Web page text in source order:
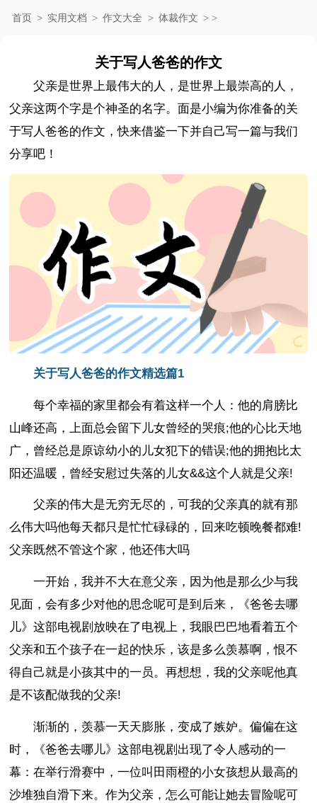
首页 > 实用文档 > 作文大全 > 体裁作文 > >
关于写人爸爸的作文
父亲是世界上最伟大的人，是世界上最崇高的人，
父亲这两个字是个神圣的名字。面是小编为你准备的关
于写人爸爸的作文，快来借鉴一下并自己写一篇与我们
分享吧！
关于写人爸爸的作文精选篇1
每个幸福的家里都会有着这样一个人：他的肩膀比
山峰还高，上面总会留下儿女曾经的哭痕;他的心比天地
广，曾经总是原谅幼小的儿女犯下的错误;他的拥抱比太
阳还温暖，曾经安慰过失落的儿女&&这个人就是父亲!
父亲的伟大是无穷无尽的，可我的父亲真的就有那
么伟大吗他每天都只是忙忙碌碌的，回来吃顿晚餐都难!
父亲既然不管这个家，他还伟大吗
一开始，我并不大在意父亲，因为他是那么少与我
见面，会有多少对他的思念呢可是到后来，《爸爸去哪
儿》这部电视剧放映在了电视上，我眼巴巴地看着五个
父亲和五个孩子在一起的快乐，该是多么羡慕啊，恨不
得自己就是小孩其中的一员。再想想，我的父亲呢他真
是不该配做我的父亲!
渐渐的，羡慕一天天膨胀，变成了嫉妒。偏偏在这
时，《爸爸去哪儿》这部电视剧出现了令人感动的一
幕：在举行滑赛中，一位叫田雨橙的小女孩想从最高的
沙堆独自滑下来。作为父亲，怎么可能让她去冒险呢可